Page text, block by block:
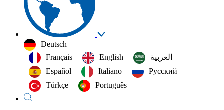
Deutsch
Français
English
العربية‏
Español
Italiano
Русский
Türkçe
Português